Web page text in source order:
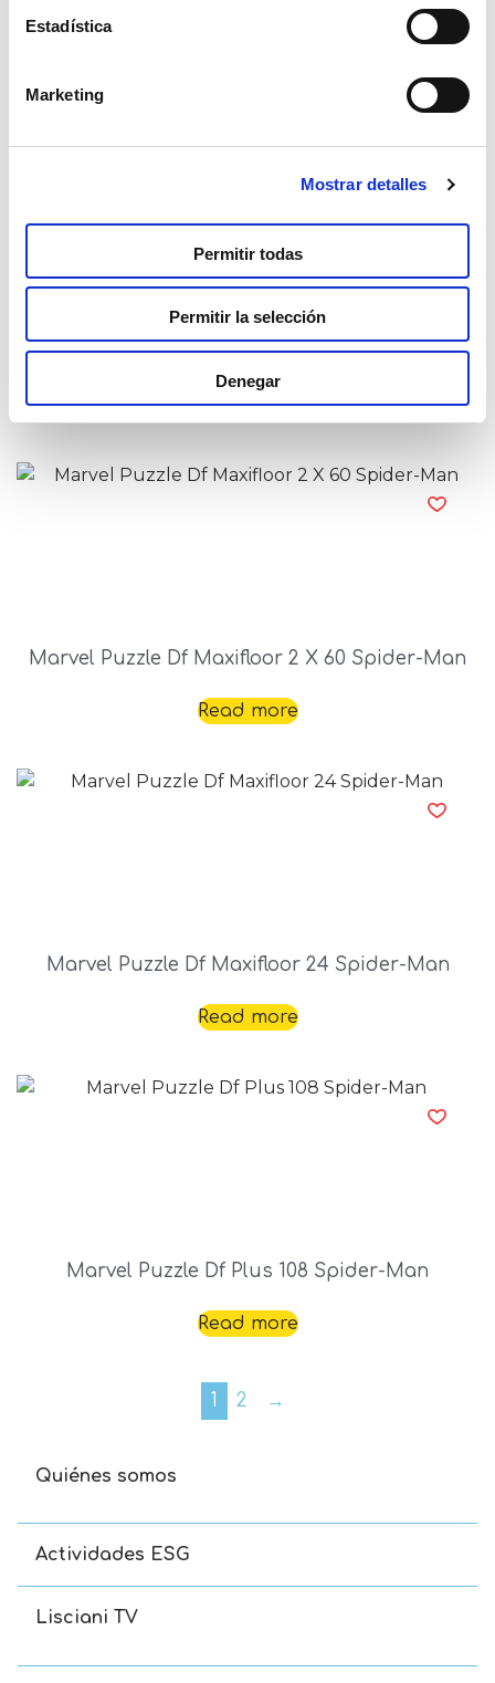
Estadística
Marketing
Mostrar detalles
Permitir todas
Permitir la selección
Denegar
Marvel Puzzle Df Maxi Floor 4 X 48 Spider-Man
Marvel Puzzle Df Maxi Floor 60 Spider-Man
Read more
Marvel Puzzle Df Maxifloor 2 X 60 Spider-Man
Read more
Marvel Puzzle Df Maxifloor 24 Spider-Man
Read more
Marvel Puzzle Df Plus 108 Spider-Man
Read more
1 2 →
Quiénes somos
Actividades ESG
Lisciani TV